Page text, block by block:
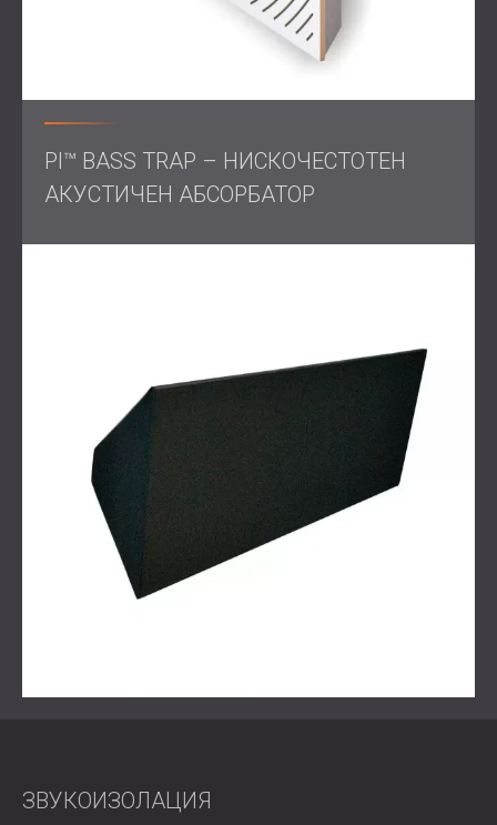
PI™ BASS TRAP – НИСКОЧЕСТОТЕН
АКУСТИЧЕН АБСОРБАТОР
ЗВУКОИЗОЛАЦИЯ